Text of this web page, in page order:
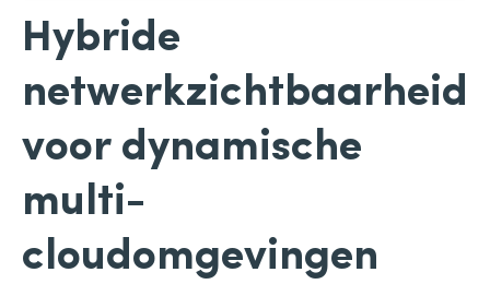
Hybride
netwerkzichtbaarheid
voor dynamische
multi-
cloudomgevingen